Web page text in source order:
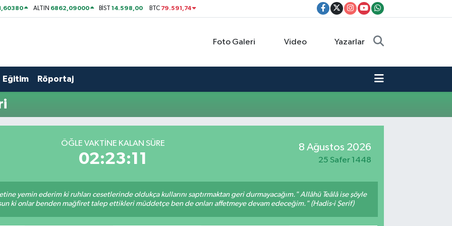
ALTIN 6862,09000 BİST14.598,00 BTC 79.591,74
Foto Galeri Video Yazarlar
Eğitim Röportaj
ÖĞLE VAKTİNE KALAN SÜRE
02:23:11
8 Ağustos 2026
25 Safer 1448
yemin ederim ki ruhları cesetlerinde oldukça kullarını saptırmaktan geri durmayacağım." Allâhü Teâlâ ise şöyle
ki onlar benden mağfiret talep ettikleri müddetçe ben de onları affetmeye devam edeceğim." (Hadis-i Şerif)